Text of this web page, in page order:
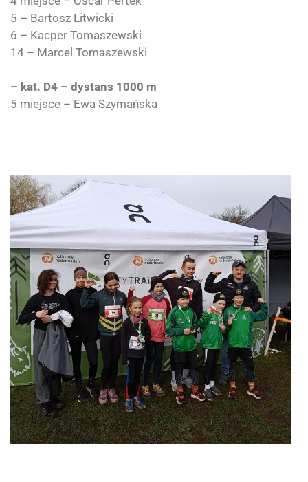
5 – Bartosz Litwicki
6 – Kacper Tomaszewski
14 – Marcel Tomaszewski
– kat. D4 – dystans 1000 m
5 miejsce – Ewa Szymańska